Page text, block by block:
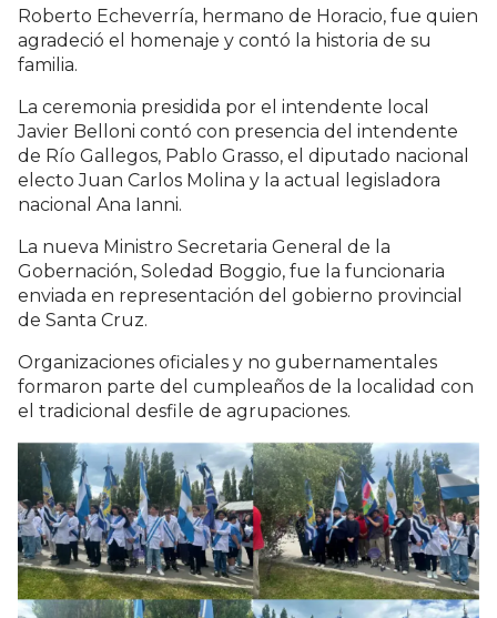
Roberto Echeverría, hermano de Horacio, fue quien
agradeció el homenaje y contó la historia de su
familia.
La ceremonia presidida por el intendente local
Javier Belloni contó con presencia del intendente
de Río Gallegos, Pablo Grasso, el diputado nacional
electo Juan Carlos Molina y la actual legisladora
nacional Ana Ianni.
La nueva Ministro Secretaria General de la
Gobernación, Soledad Boggio, fue la funcionaria
enviada en representación del gobierno provincial
de Santa Cruz.
Organizaciones oficiales y no gubernamentales
formaron parte del cumpleaños de la localidad con
el tradicional desfile de agrupaciones.